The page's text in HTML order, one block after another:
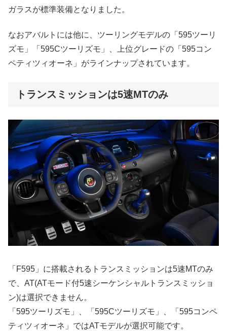
ガラスが標準装備となりました。
なおアバルトには他に、ツーリングモデルの「595ツーリ
ズモ」「595Cツーリズモ」、上位グレードの「595コン
ペティツィオーネ」がラインナップされています。
トランスミッションは5速MTのみ
「F595」に搭載されるトランスミッションは5速MTのみ
で、AT(ATモード付5速シーケンシャルトランスミッショ
ン)は選択できません。
「595ツーリズモ」、「595Cツーリズモ」、「595コンペ
ティツィオーネ」ではATモデルが選択可能です。